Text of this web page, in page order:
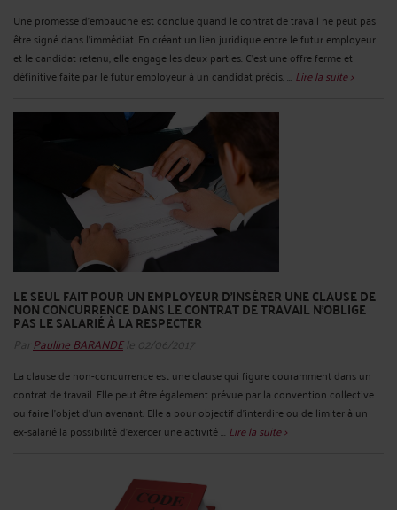
Une promesse d’embauche est conclue quand le contrat de travail ne peut pas
être signé dans l’immédiat. En créant un lien juridique entre le futur employeur
et le candidat retenu, elle engage les deux parties. C’est une offre ferme et
définitive faite par le futur employeur à un candidat précis. ... Lire la suite >
LE SEUL FAIT POUR UN EMPLOYEUR D’INSÉRER UNE CLAUSE DE
NON CONCURRENCE DANS LE CONTRAT DE TRAVAIL N’OBLIGE
PAS LE SALARIÉ À LA RESPECTER
Par Pauline BARANDEle 02/06/2017
La clause de non-concurrence est une clause qui figure couramment dans un
contrat de travail. Elle peut être également prévue par la convention collective
ou faire l’objet d’un avenant. Elle a pour objectif d’interdire ou de limiter à un
ex-salarié la possibilité d’exercer une activité ... Lire la suite >